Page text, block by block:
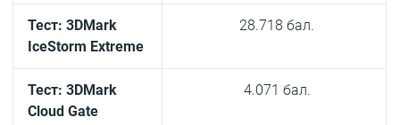
Тест: 3DMark
IceStorm Extreme
28.718 бал.
Тест: 3DMark
Cloud Gate
4.071 бал.